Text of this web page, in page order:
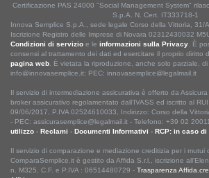
Certificazione PAS 24000 "Social Management System"
S.p.A. N. Cert. IT333718-1
Innova Semplice S.p.A., sede legale Corso della Vittoria, 31/
Iscrizione Registro delle Imprese di Novara 02312430032
Condizioni di servizio e le informazioni sulla Privacy . È
consensi al trattamento dei dati ed esercitare il proprio diritto
pagina web . È vietata la riproduzione, anche solo parziale,
info@innovasemplice.it; PEC: innovasemplice@legalmail.it
Il servizio di intermediazione assicurativa è offerto da Assicura
broker assicurativo regolamentato dall'IVASS ed iscritto al
09/06/2017, P.IVA 02524610033, Indirizzo: Corso della
- PEC: assicurasemplice@legalmail.it - Telefono: +39 02
utilizzo - Reclami - Documenti Informativi - RCP: in caso
Il servizio di comparazione e mediazione creditizia per i mutui
ComparaSemplice.it è gestito da Affida S.r.l., iscrizione
n. M325, C.F. e P.IVA : 06514480729 - Trasparenza